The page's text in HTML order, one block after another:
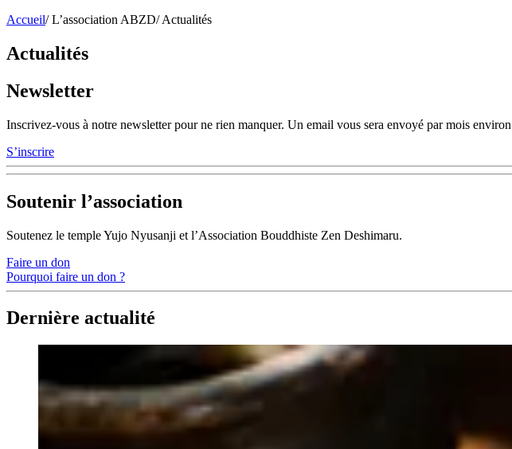
Accueil/ L’association ABZD/ Actualités
Actualités
Newsletter
Inscrivez-vous à notre newsletter pour ne rien manquer. Un email vous sera envoyé par mois
S’inscrire
Soutenir l’association
Soutenez le temple Yujo Nyusanji et l’Association Bouddhiste Zen Deshimaru.
Faire un don
Pourquoi faire un don ?
Dernière actualité